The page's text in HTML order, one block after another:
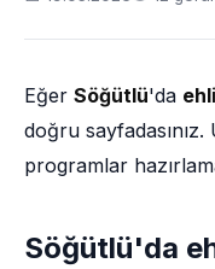
Eğer Söğütlü'da
doğru
programlar
Söğütlü'da